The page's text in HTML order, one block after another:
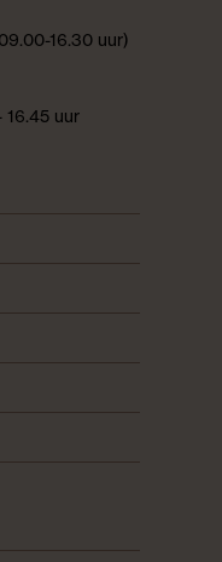
16.30 uur)
16.45 uur